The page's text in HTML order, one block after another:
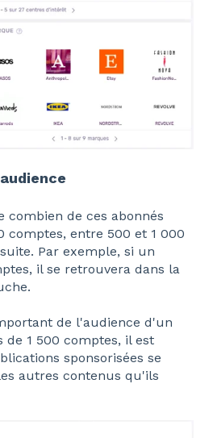
combien de ces abonnés
comptes, entre 500 et 1 000
Par exemple, si un
il se retrouvera dans la
de l'audience d'un
1 500 comptes, il est
sponsorisées se
autres contenus qu'ils